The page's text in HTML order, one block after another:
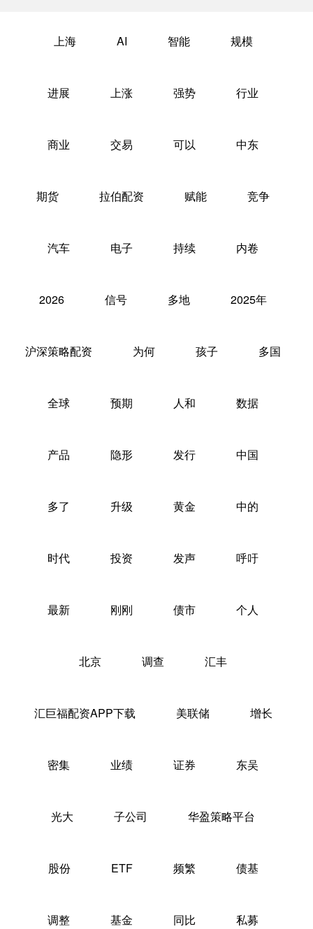
上海 AI 智能 规模
进展 上涨 强势 行业
商业 交易 可以 中东
期货 拉伯配资 赋能 竞争
汽车 电子 持续 内卷
2026 信号 多地 2025年
沪深策略配资 为何 孩子 多国
全球 预期 人和 数据
产品 隐形 发行 中国
多了 升级 黄金 中的
时代 投资 发声 呼吁
最新 刚刚 债市 个人
北京 调查 汇丰
汇巨福配资APP下载 美联储 增长
密集 业绩 证券 东吴
光大 子公司 华盈策略平台
股份 ETF 频繁 债基
调整 基金 同比 私募